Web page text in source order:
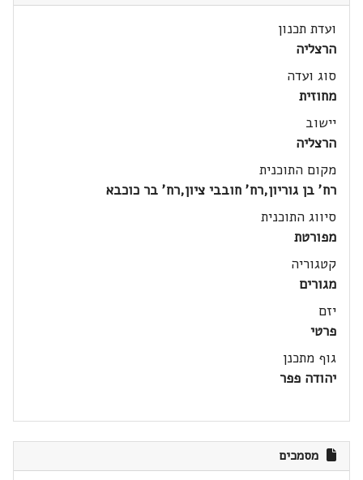
ועדת תכנון
הרצליה
סוג ועדה
מחוזית
יישוב
הרצליה
מקום התוכנית
רח' בן גוריון,רח' חובבי ציון,רח' בר כוכבא
סיווג התוכנית
מפורטת
קטגוריה
מגורים
יזם
פרטי
גוף מתכנן
יהודה פפר
מסמכים